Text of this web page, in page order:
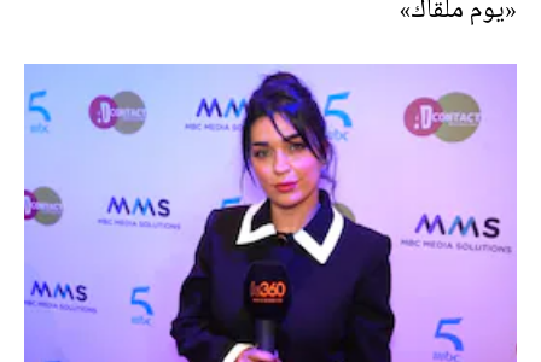
«يوم ملقاك»